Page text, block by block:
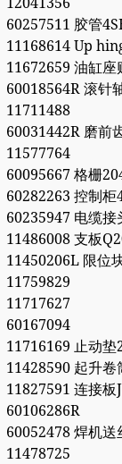
60257511 胶管
11168614 Up
11672659 油缸
60018564R 滚针
11711488
60031442R 磨前
11577764
60095667 格栅
60282263 控制
60235947 电缆
11486008 支板
11450206L 限位
11759829
11717627
60167094
11716169 止动垫
11428590 起升卷
11827591 连接板
60106286R
60052478 焊机
11478725